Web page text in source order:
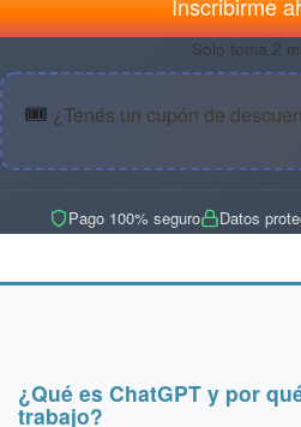
Solo toma 2
🎟️ ¿Tenés un cupón de
Pago 100% seguro Datos
¿Qué es ChatGPT y por
trabajo?